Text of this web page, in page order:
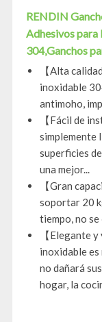
RENDIN
Adhesivos para
304,Ganchos
【Alta
inoxidable
antimoho,
【Fácil de
simplemente
superficies
una mejor...
【Gran
soportar 20
tiempo, no se
【Elegante
inoxidable es
no dañará
hogar, la